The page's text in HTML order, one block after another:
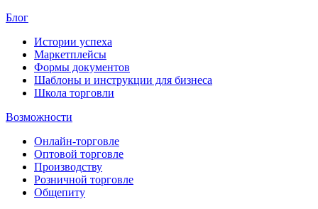
Блог
Истории успеха
Маркетплейсы
Формы документов
Шаблоны и инструкции для бизнеса
Школа торговли
Возможности
Онлайн-торговле
Оптовой торговле
Производству
Розничной торговле
Общепиту